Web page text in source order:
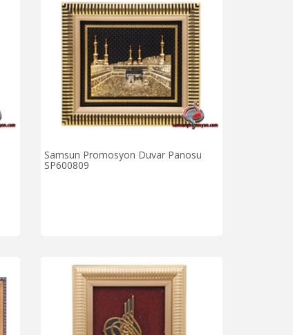
Samsun Promosyon Duvar Panosu
SP600809